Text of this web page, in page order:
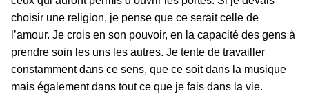
choisir une religion, je pense que ce serait celle de
l’amour. Je crois en son pouvoir, en la capacité des gens à
prendre soin les uns les autres. Je tente de travailler
constamment dans ce sens, que ce soit dans la musique
mais également dans tout ce que je fais dans la vie.